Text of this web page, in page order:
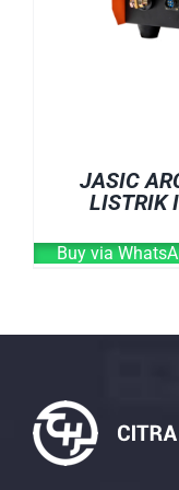
JASIC
LISTRIK
Buy via